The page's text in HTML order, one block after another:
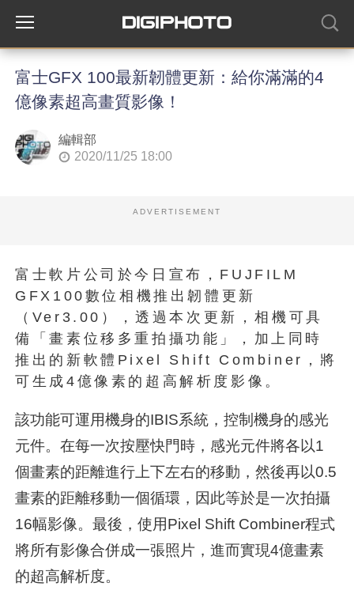
富士GFX 100最新韌體更新：給你滿滿的4
億像素超高畫質影像！
編輯部
2020/11/25 18:00
ADVERTISEMENT
富士軟片公司於今日宣布，FUJFILM
GFX100數位相機推出韌體更新
（Ver3.00），透過本次更新，相機可具
備「畫素位移多重拍攝功能」，加上同時
推出的新軟體Pixel Shift Combiner，將
可生成4億像素的超高解析度影像。
該功能可運用機身的IBIS系統，控制機身的感光
元件。在每一次按壓快門時，感光元件將各以1
個畫素的距離進行上下左右的移動，然後再以0.5
畫素的距離移動一個循環，因此等於是一次拍攝
16幅影像。最後，使用Pixel Shift Combiner程式
將所有影像合併成一張照片，進而實現4億畫素
的超高解析度。